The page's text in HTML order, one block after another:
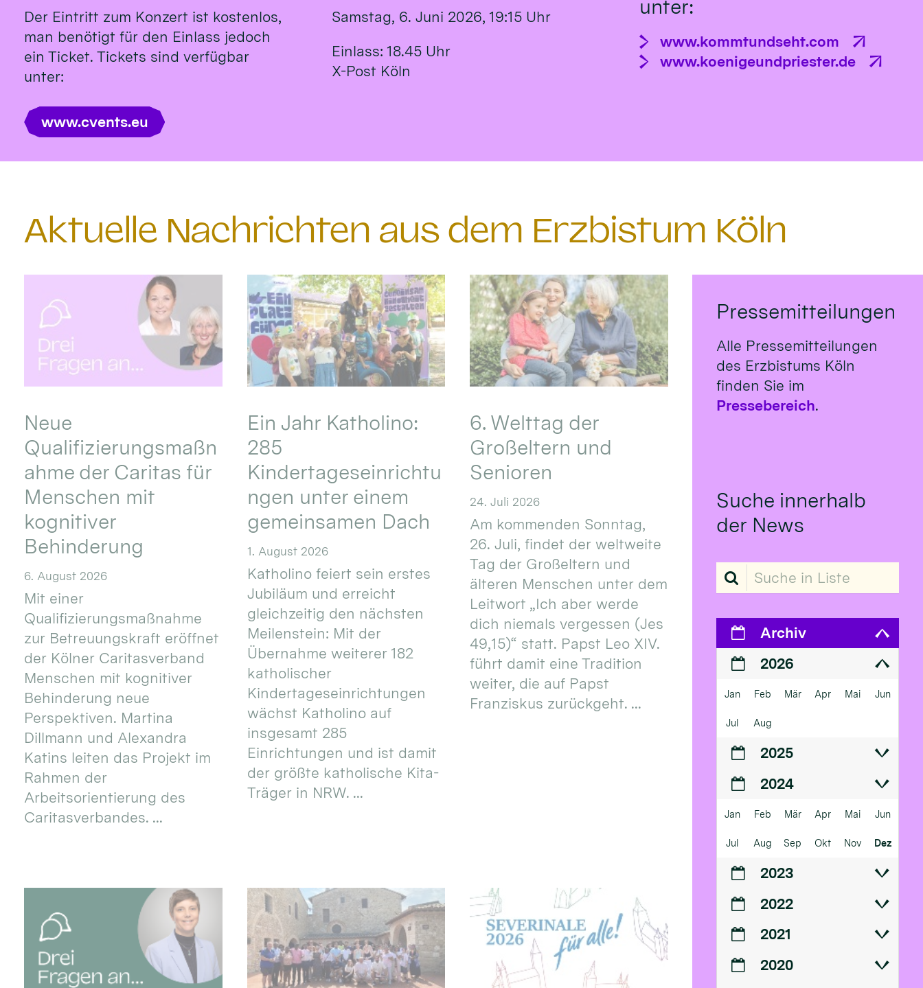
Der Eintritt zum Konzert ist kostenlos,
man benötigt für den Einlass jedoch
ein Ticket. Tickets sind verfügbar
unter:
www.cvents.eu
Samstag, 6. Juni 2026, 19:15 Uhr
Einlass: 18.45 Uhr
X-Post Köln
unter:
www.kommtundseht.com
www.koenigeundpriester.de
Aktuelle Nachrichten aus dem Erzbistum Köln
Neue
Qualifizierungsmaßn
ahme der Caritas für
Menschen mit
kognitiver
Behinderung
6. August 2026
Mit einer
Qualifizierungsmaßnahme
zur Betreuungskraft eröffnet
der Kölner Caritasverband
Menschen mit kognitiver
Behinderung neue
Perspektiven. Martina
Dillmann und Alexandra
Katins leiten das Projekt im
Rahmen der
Arbeitsorientierung des
Caritasverbandes. ...
Ein Jahr Katholino:
285
Kindertageseinrichtu
ngen unter einem
gemeinsamen Dach
1. August 2026
Katholino feiert sein erstes
Jubiläum und erreicht
gleichzeitig den nächsten
Meilenstein: Mit der
Übernahme weiterer 182
katholischer
Kindertageseinrichtungen
wächst Katholino auf
insgesamt 285
Einrichtungen und ist damit
der größte katholische Kita-
Träger in NRW. ...
6. Welttag der
Großeltern und
Senioren
24. Juli 2026
Am kommenden Sonntag,
26. Juli, findet der weltweite
Tag der Großeltern und
älteren Menschen unter dem
Leitwort „Ich aber werde
dich niemals vergessen (Jes
49,15)“ statt. Papst Leo XIV.
führt damit eine Tradition
weiter, die auf Papst
Franziskus zurückgeht. ...
Pressemitteilungen
Alle Pressemitteilungen
des Erzbistums Köln
finden Sie im
Pressebereich.
Suche innerhalb
der News
Suche in Liste
Archiv
2026
Jan Feb Mär Apr Mai Jun
Jul Aug
2025
2024
Jan Feb Mär Apr Mai Jun
Jul Aug Sep Okt Nov Dez
2023
2022
2021
2020